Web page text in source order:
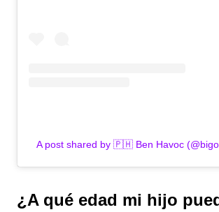
A post shared by 🇵🇭 Ben Havoc
¿A qué edad mi hijo